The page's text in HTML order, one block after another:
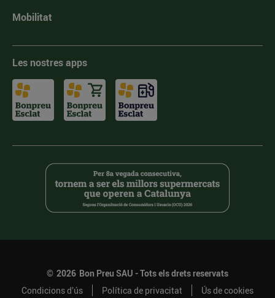
Mobilitat
Les nostres apps
© 2026 Bon Preu SAU - Tots els drets reservats
Condicions d’ús
Política de privacitat Ús de cookies